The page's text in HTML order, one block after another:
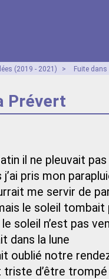
(2019 - 2021) > Fuite
Prévert
il ne pleuvait pas
j’ai pris mon
me servir de
le soleil
soleil n’est pas
dans la lune
oublié notre
triste d’être